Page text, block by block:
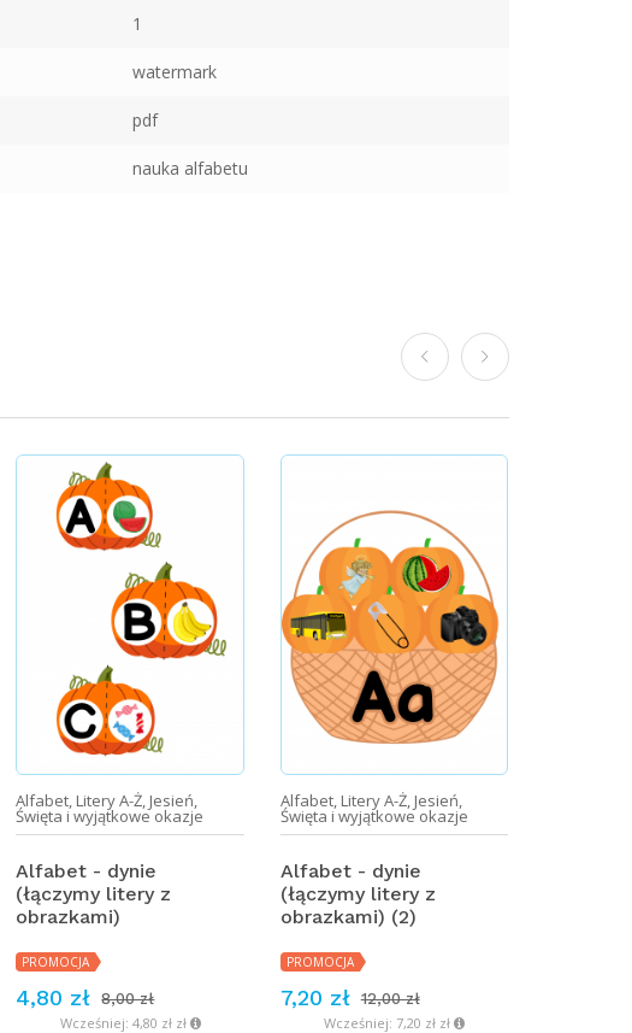
1
watermark
pdf
nauka alfabetu
Alfabet, Litery A-Ż, Jesień,
Święta i wyjątkowe okazje
Alfabet - dynie
(łączymy litery z
obrazkami)
PROMOCJA
4,80 zł
8,00 zł
Wcześniej: 4,80 zł zł
Alfabet, Litery A-Ż, Jesień,
Święta i wyjątkowe okazje
Alfabet - dynie
(łączymy litery z
obrazkami) (2)
PROMOCJA
7,20 zł 12,00 zł
Wcześniej: 7,20 zł zł